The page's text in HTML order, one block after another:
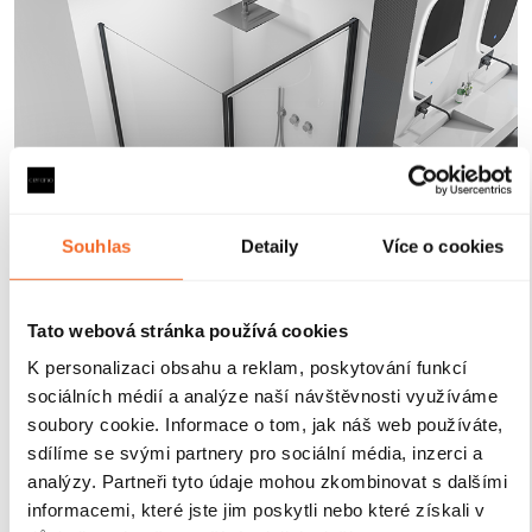
Souhlas Detaily Více o cookies
Tato webová stránka používá cookies
K personalizaci obsahu a reklam, poskytování funkcí
sociálních médií a analýze naší návštěvnosti využíváme
soubory cookie. Informace o tom, jak náš web používáte,
sdílíme se svými partnery pro sociální média, inzerci a
analýzy. Partneři tyto údaje mohou zkombinovat s dalšími
informacemi, které jste jim poskytli nebo které získali v
Magnetické lišty
Zavírání pomocí magnetických lištpevně drží
sprchové dveře a zabraňuje jejich samovolnému